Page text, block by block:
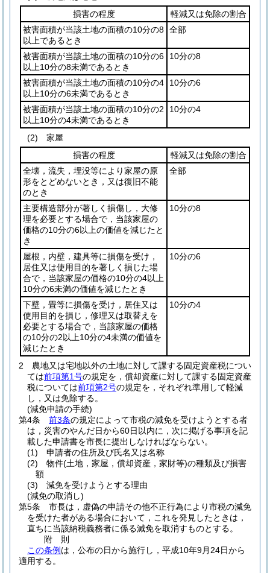
損害の程度
軽減又は免除の割合
被害面積が当該土地の面積の10分の8
以上であるとき
全部
被害面積が当該土地の面積の10分の6
以上10分の8未満であるとき
10分の8
被害面積が当該土地の面積の10分の4
以上10分の6未満であるとき
10分の6
被害面積が当該土地の面積の10分の2
以上10分の4未満であるとき
10分の4
(2)
家屋
損害の程度
軽減又は免除の割合
全壊，流失，埋没等により家屋の原
形をとどめないとき，又は復旧不能
のとき
全部
主要構造部分が著しく損傷し，大修
理を必要とする場合で，当該家屋の
価格の10分の6以上の価値を減じたと
き
10分の8
屋根，内壁，建具等に損傷を受け，
居住又は使用目的を著しく損じた場
合で，当該家屋の価格の10分の4以上
10分の6未満の価値を減じたとき
10分の6
下壁，畳等に損傷を受け，居住又は
使用目的を損じ，修理又は取替えを
必要とする場合で，当該家屋の価格
の10分の2以上10分の4未満の価値を
減じたとき
10分の4
2
農地又は宅地以外の土地に対して課する固定資産税につい
ては前項第1号の規定を，償却資産に対して課する固定資産
税については前項第2号の規定を，それぞれ準用して軽減
し，又は免除する。
(減免申請の手続)
第4条
前3条の規定によって市税の減免を受けようとする者
は，災害のやんだ日から60日以内に，次に掲げる事項を記
載した申請書を市長に提出しなければならない。
(1)
申請者の住所及び氏名又は名称
(2)
物件(土地，家屋，償却資産，家財等)の種類及び損害
額
(3)
減免を受けようとする理由
(減免の取消し)
第5条
市長は，虚偽の申請その他不正行為により市税の減免
を受けた者がある場合において，これを発見したときは，
直ちに当該納税義務者に係る減免を取消すものとする。
附 則
この条例 は，公布の日から施行し，平成10年9月24日から
適用する。